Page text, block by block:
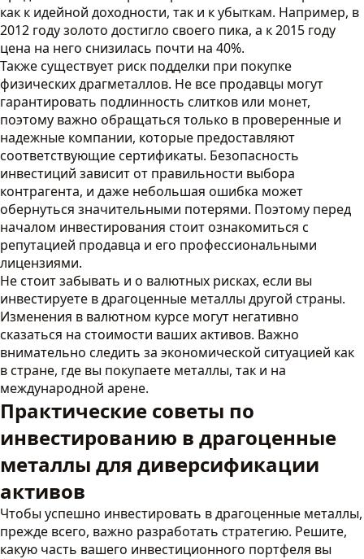
как к идейной доходности, так и к убыткам. Например, в
2012 году золото достигло своего пика, а к 2015 году
цена на него снизилась почти на 40%.
Также существует риск подделки при покупке
физических драгметаллов. Не все продавцы могут
гарантировать подлинность слитков или монет,
поэтому важно обращаться только в проверенные и
надежные компании, которые предоставляют
соответствующие сертификаты. Безопасность
инвестиций зависит от правильности выбора
контрагента, и даже небольшая ошибка может
обернуться значительными потерями. Поэтому перед
началом инвестирования стоит ознакомиться с
репутацией продавца и его профессиональными
лицензиями.
Не стоит забывать и о валютных рисках, если вы
инвестируете в драгоценные металлы другой страны.
Изменения в валютном курсе могут негативно
сказаться на стоимости ваших активов. Важно
внимательно следить за экономической ситуацией как
в стране, где вы покупаете металлы, так и на
международной арене.
Практические советы по
инвестированию в драгоценные
металлы для диверсификации
активов
Чтобы успешно инвестировать в драгоценные металлы,
прежде всего, важно разработать стратегию. Решите,
какую часть вашего инвестиционного портфеля вы